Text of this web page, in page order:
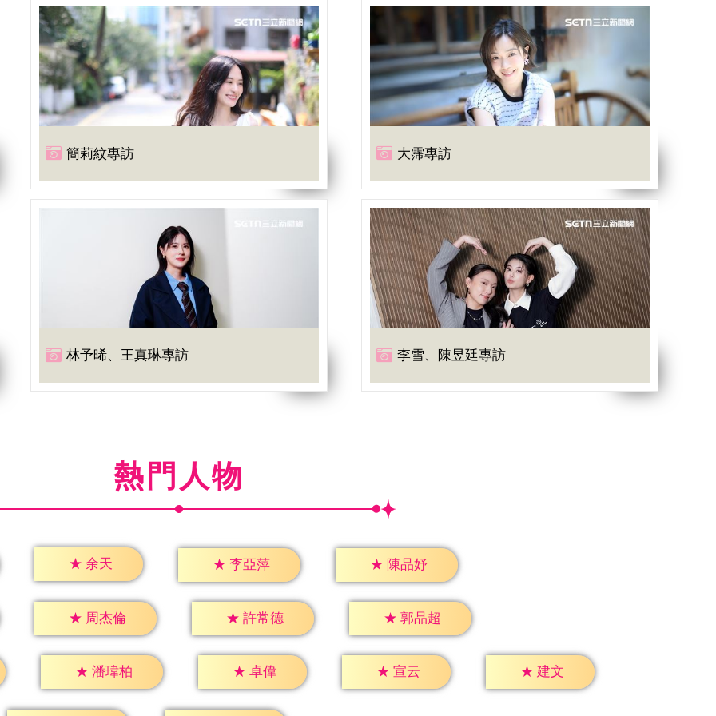
簡莉紋專訪 大霈專訪
林予晞、王真琳專訪 李雪、陳昱廷專訪
熱門人物
★ 余天 ★ 李亞萍 ★ 陳品妤
★ 周杰倫 ★ 許常德 ★ 郭品超
★ 潘瑋柏 ★ 卓偉 ★ 宣云 ★ 建文